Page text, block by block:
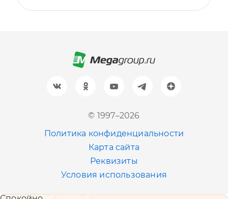
© 1997–2026
Политика конфиденциальности
Карта сайта
Реквизиты
Условия использования
+7 (961) 999-93-93
+7 (383) 207-80-51
+7 (843) 202-41-47